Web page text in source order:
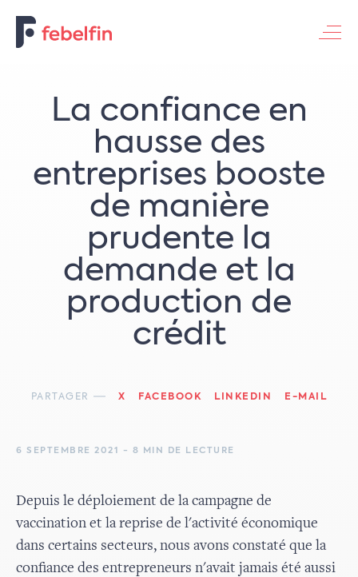
La confiance en
hausse des
entreprises booste
de manière
prudente la
demande et la
production de
crédit
PARTAGER X FACEBOOK LINKEDIN E-MAIL
6 SEPTEMBRE 2021 - 8 MIN DE LECTURE
Depuis le déploiement de la campagne de
vaccination et la reprise de l'activité économique
dans certains secteurs, nous avons constaté que la
confiance des entrepreneurs n'avait jamais été aussi